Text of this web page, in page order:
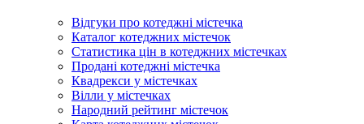
Відгуки про котеджні містечка
Каталог котеджних містечок
Статистика цін в котеджних містечках
Продані котеджні містечка
Квадрекси у містечках
Вілли у містечках
Народний рейтинг містечок